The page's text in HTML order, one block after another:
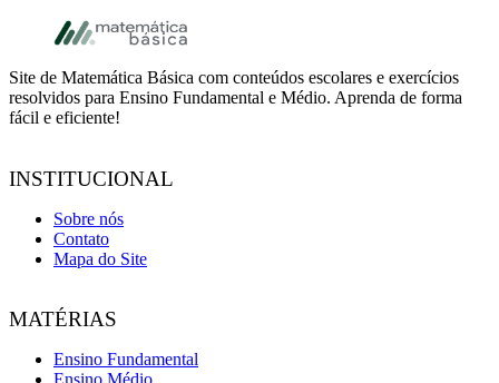
Footer
Site de Matemática Básica com conteúdos escolares e exercícios
resolvidos para Ensino Fundamental e Médio. Aprenda de forma
fácil e eficiente!
INSTITUCIONAL
Sobre nós
Contato
Mapa do Site
MATÉRIAS
Ensino Fundamental